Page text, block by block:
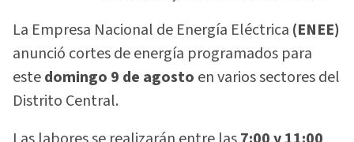
La Empresa Nacional de Energía Eléctrica (ENEE)
anunció cortes de energía programados para
estedomingo 9 de agosto en varios sectores del
Distrito Central.